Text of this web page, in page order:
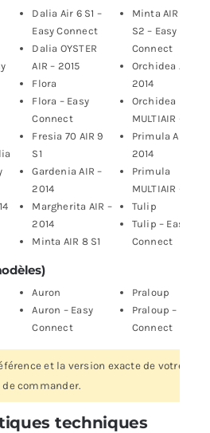
Dalia Air 6 S1 –
Easy Connect
Dalia OYSTER
AIR – 2015
Flora
Flora – Easy
Connect
Fresia 70 AIR 9
S1
Gardenia AIR –
2014
Margherita AIR –
2014
Minta AIR 8 S1
Minta AIR 8 S1 /
S2 – Easy
Connect
Orchidea AIR –
2014
Orchidea
MULTIAIR – 2014
Primula AIR –
2014
Primula
MULTIAIR – 2014
Tulip
Tulip – Easy
Connect
Auron
Auron – Easy
Connect
Praloup
Praloup – Easy
Connect
et la version exacte de votre
commander.
techniques